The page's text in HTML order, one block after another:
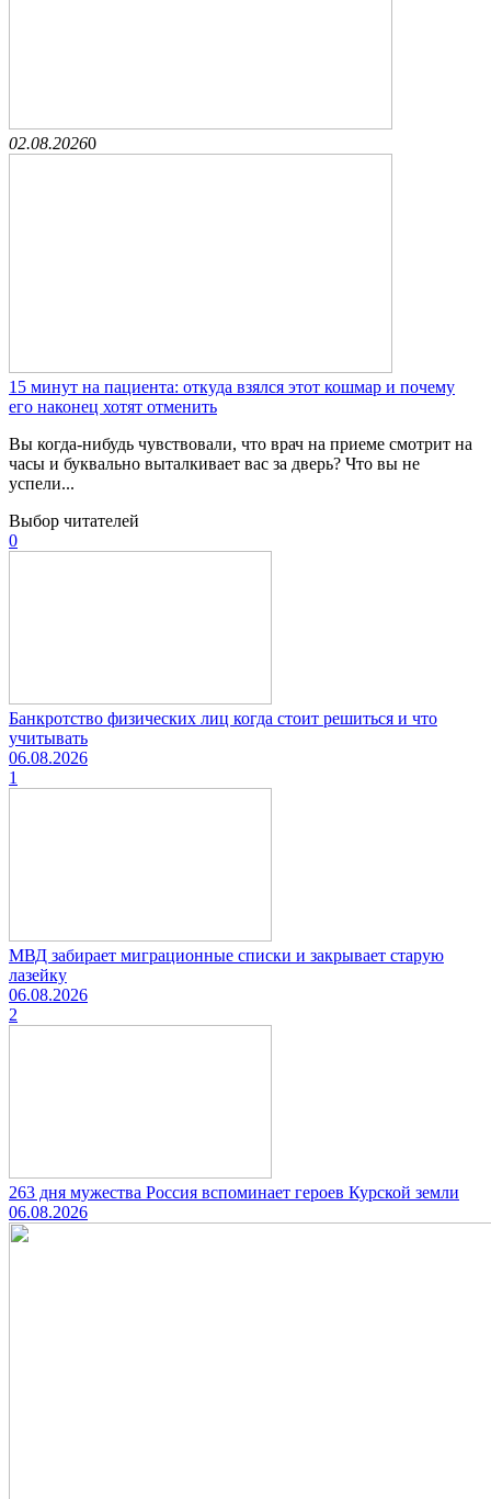
02.08.20260
15 минут на пациента: откуда взялся этот кошмар и почему
его наконец хотят отменить
Вы когда-нибудь чувствовали, что врач на приеме смотрит на
часы и буквально выталкивает вас за дверь? Что вы не
успели...
Выбор читателей
0
Банкротство физических лиц когда стоит решиться и что
учитывать
06.08.2026
1
МВД забирает миграционные списки и закрывает старую
лазейку
06.08.2026
2
263 дня мужества Россия вспоминает героев Курской земли
06.08.2026